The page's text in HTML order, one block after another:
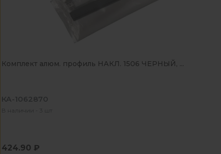
Комплект алюм. профиль НАКЛ. 1506 ЧЕРНЫЙ, ...
КА-1062870
В наличии - 3 шт
424.90 ₽